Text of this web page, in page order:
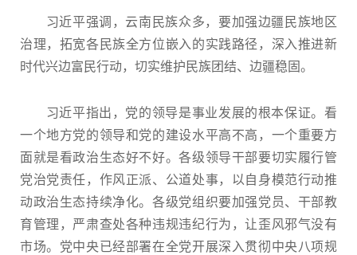
习近平强调，云南民族众多，要加强边疆民族地区
治理，拓宽各民族全方位嵌入的实践路径，深入推进新
时代兴边富民行动，切实维护民族团结、边疆稳固。
习近平指出，党的领导是事业发展的根本保证。看
一个地方党的领导和党的建设水平高不高，一个重要方
面就是看政治生态好不好。各级领导干部要切实履行管
党治党责任，作风正派、公道处事，以自身模范行动推
动政治生态持续净化。各级党组织要加强党员、干部教
育管理，严肃查处各种违规违纪行为，让歪风邪气没有
市场。党中央已经部署在全党开展深入贯彻中央八项规